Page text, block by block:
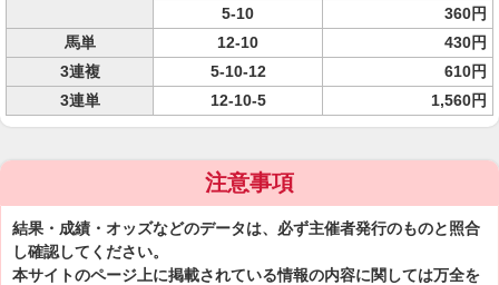
5-10
360円
馬単
12-10
430円
3連複
5-10-12
610円
3連単
12-10-5 1,560円
注意事項
結果・成績・オッズなどのデータは、必ず主催者発行のものと照合
し確認してください。
本サイトのページ上に掲載されている情報の内容に関しては万全を